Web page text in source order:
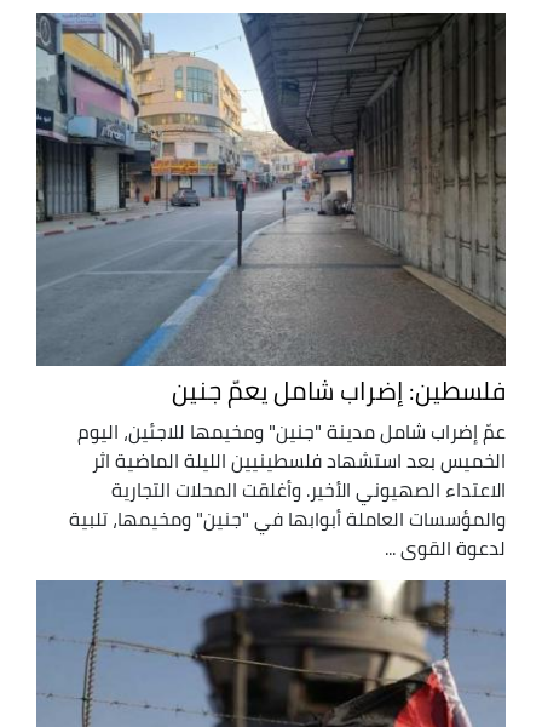
فلسطين: إضراب شامل يعمّ جنين
عمّ إضراب شامل مدينة "جنين" ومخيمها للاجئين، اليوم
الخميس بعد استشهاد فلسطينيين الليلة الماضية اثر
الاعتداء الصهيوني الأخير. وأغلقت المحلات التجارية
والمؤسسات العاملة أبوابها في "جنين" ومخيمها، تلبية
لدعوة القوى ...